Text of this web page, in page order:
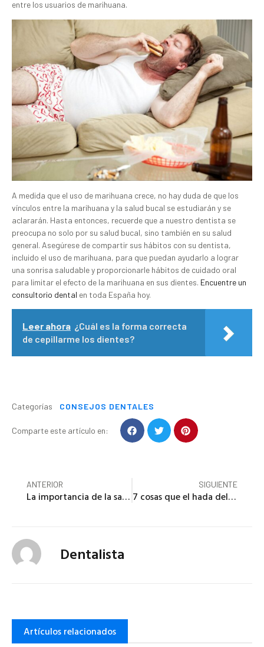
entre los usuarios de marihuana.
A medida que el uso de marihuana crece, no hay duda de que los
vínculos entre la marihuana y la salud bucal se estudiarán y se
aclararán. Hasta entonces, recuerde que a nuestro dentista se
preocupa no solo por su salud bucal, sino también en su salud
general. Asegúrese de compartir sus hábitos con su dentista,
incluido el uso de marihuana, para que puedan ayudarlo a lograr
una sonrisa saludable y proporcionarle hábitos de cuidado oral
para limitar el efecto de la marihuana en sus dientes. Encuentre un
consultorio dental en toda España hoy.
Leer ahora ¿Cuál es la forma correcta
de cepillarme los dientes?
Categorías CONSEJOS DENTALES
Comparte este artículo en:
ANTERIOR
La importancia de la salud dental para los hombres
SIGUIENTE
7 cosas que el hada del diente quiere que sepas sobre los dientes de leche
Dentalista
Artículos relacionados